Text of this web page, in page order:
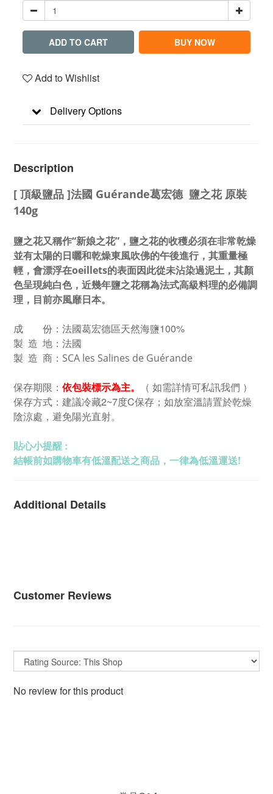
ADD TO CART BUY NOW
Add to Wishlist
Delivery Options
Description
[ 頂級鹽品 ]法國 Guérande葛宏德 鹽之花 原裝
140g
鹽之花又稱作“新娘之花”，鹽之花的收穫必須在非常乾燥
並有太陽的日曬和乾燥東風吹佛的午後進行，其重量極
輕，會漂浮在oeillets的表面因此從未沾染過泥土，其顏
色呈現純白色，近幾年鹽之花稱為法式高級料理的必備調
理，目前亦風靡日本。
成 份：法國葛宏德區天然海鹽100%
製 造 地：法國
製 造 商：SCA les Salines de Guérande
保存期限： 依包裝標示為主。
（ 如需詳情可私訊我們 ）
保存方式：建議冷藏2~7度C保存；如放室溫請置於乾燥
陰涼處，避免陽光直射。
貼心小提醒 :
結帳前如購物車有低溫配送之商品，一律為低溫運送!
Additional Details
Customer Reviews
No review for this product